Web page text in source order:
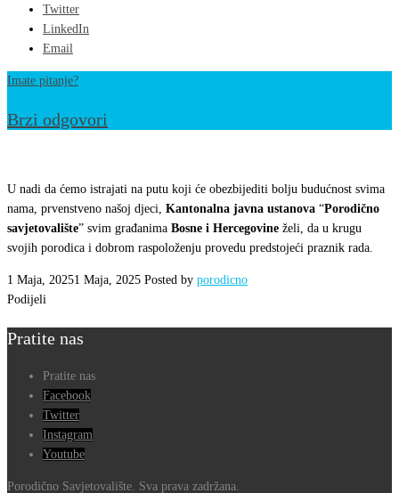
Twitter
LinkedIn
Email
Imate pitanje?
Brzi odgovori
maj-
praznik
rada
U nadi da ćemo istrajati na putu koji će obezbijediti bolju budućnost svima
nama, prvenstveno našoj djeci, Kantonalna javna ustanova “Porodično
savjetovalište” svim građanima Bosne i Hercegovine želi, da u krugu
svojih porodica i dobrom raspoloženju provedu predstojeći praznik rada.
1 Maja, 20251 Maja, 2025 Posted by porodicno
Podijeli
Pratite nas
Pratite nas
Facebook
Twitter
Instagram
Youtube
Porodično Savjetovalište. Sva prava zadržana.